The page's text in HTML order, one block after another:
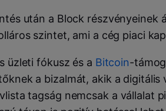
után a Block részvényeinek
szintet, ami a cég piaci
üzleti fókusz és a Bitcoin-
a bizalmát, akik a digitális
tagság nemcsak a vállalat